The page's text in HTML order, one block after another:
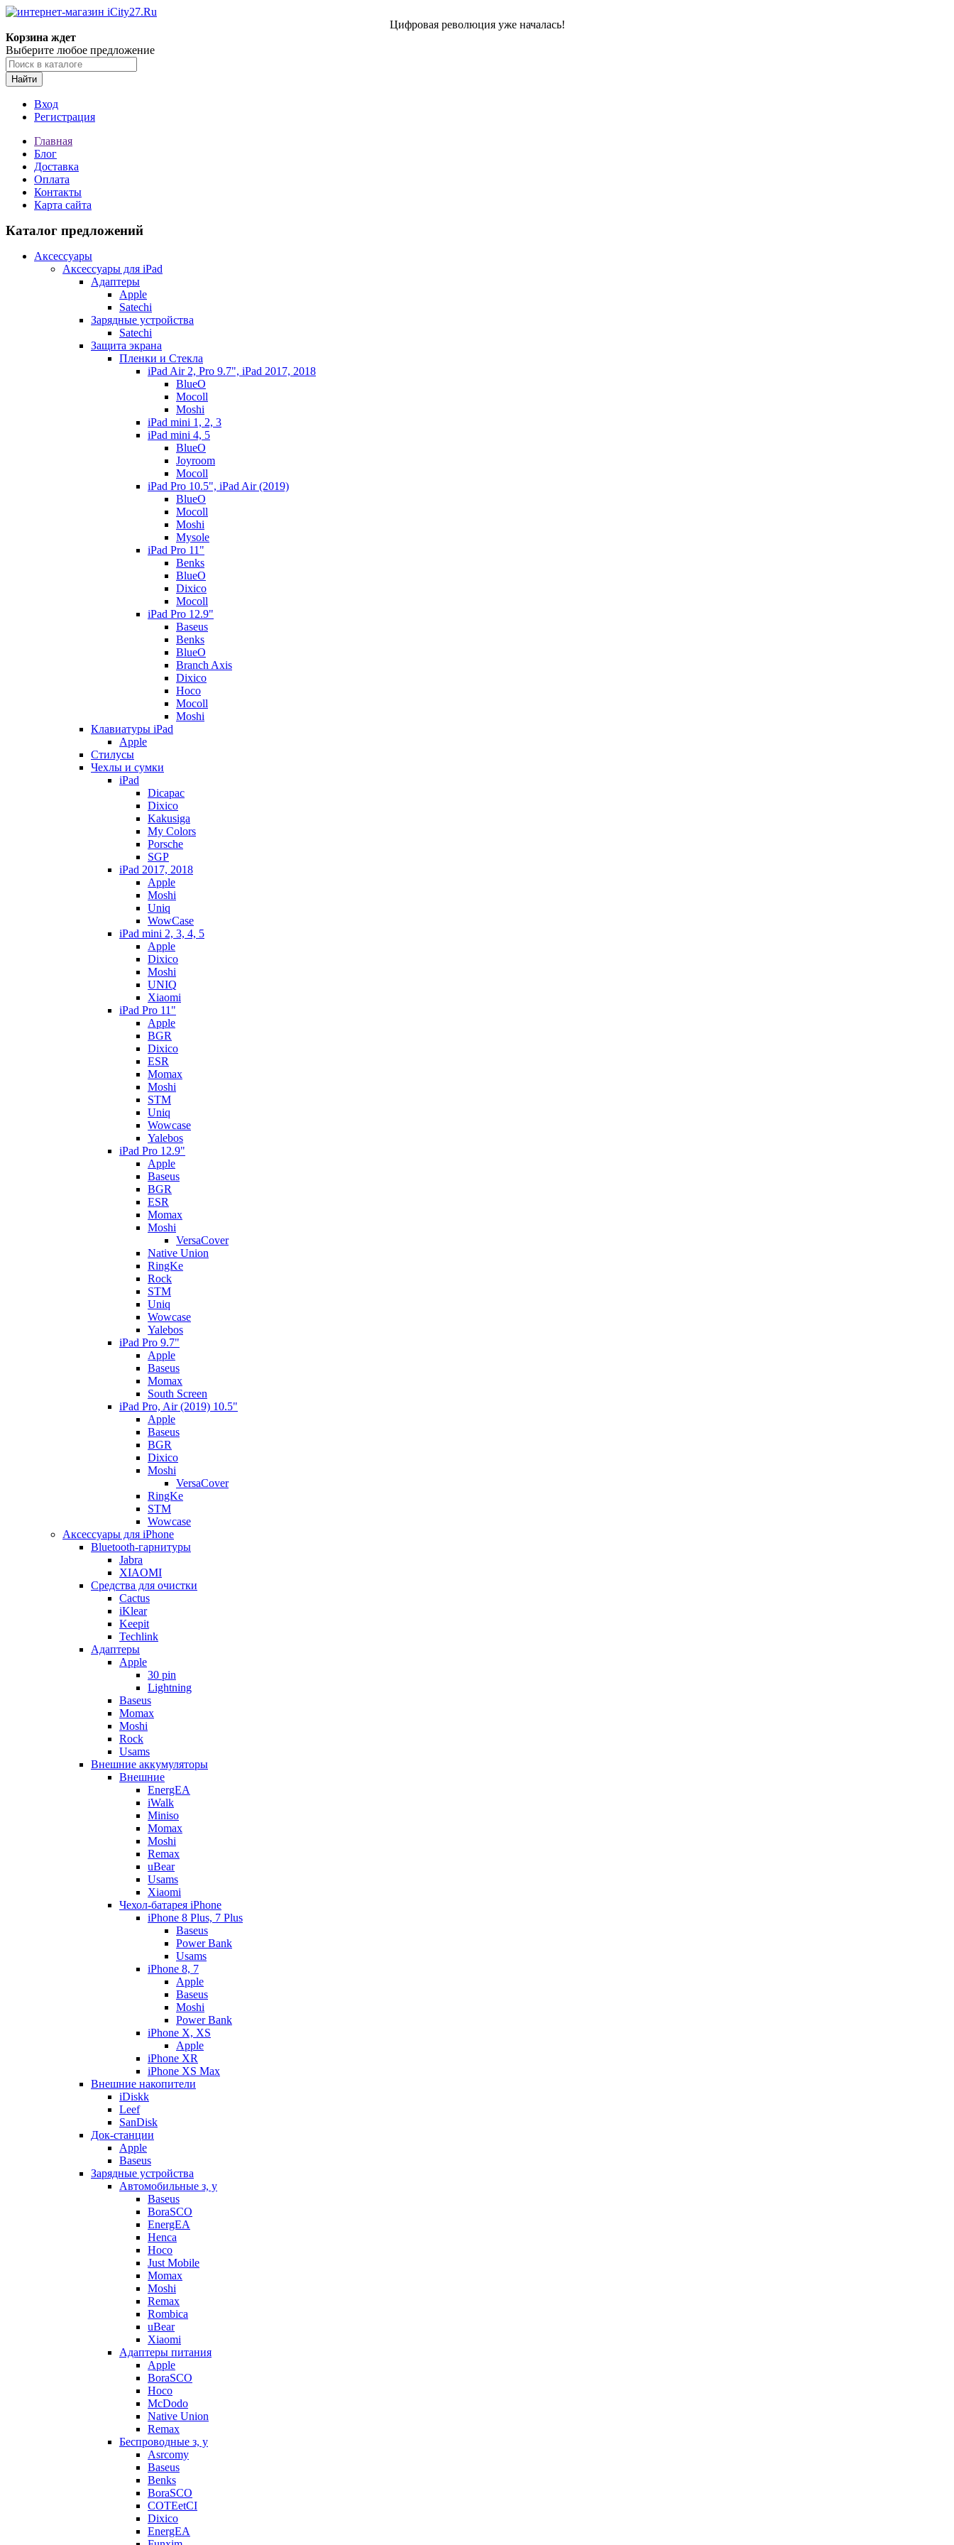
Цифровая революция уже началась!
Корзина ждет
Выберите любое предложение
Найти
Вход
Регистрация
Главная
Блог
Доставка
Оплата
Контакты
Карта сайта
Каталог предложений
Аксессуары
Аксессуары для iPad
Адаптеры
Apple
Satechi
Зарядные устройства
Satechi
Защита экрана
Пленки и Стекла
iPad Air 2, Pro 9.7", iPad 2017, 2018
BlueO
Mocoll
Moshi
iPad mini 1, 2, 3
iPad mini 4, 5
BlueO
Joyroom
Mocoll
iPad Pro 10.5", iPad Air (2019)
BlueO
Mocoll
Moshi
Mysole
iPad Pro 11"
Benks
BlueO
Dixico
Mocoll
iPad Pro 12.9"
Baseus
Benks
BlueO
Branch Axis
Dixico
Hoco
Mocoll
Moshi
Клавиатуры iPad
Apple
Стилусы
Чехлы и сумки
iPad
Dicapac
Dixico
Kakusiga
My Colors
Porsche
SGP
iPad 2017, 2018
Apple
Moshi
Uniq
WowCase
iPad mini 2, 3, 4, 5
Apple
Dixico
Moshi
UNIQ
Xiaomi
iPad Pro 11"
Apple
BGR
Dixico
ESR
Momax
Moshi
STM
Uniq
Wowcase
Yalebos
iPad Pro 12.9"
Apple
Baseus
BGR
ESR
Momax
Moshi
VersaCover
Native Union
RingKe
Rock
STM
Uniq
Wowcase
Yalebos
iPad Pro 9.7"
Apple
Baseus
Momax
South Screen
iPad Pro, Air (2019) 10.5"
Apple
Baseus
BGR
Dixico
Moshi
VersaCover
RingKe
STM
Wowcase
Аксессуары для iPhone
Bluetooth-гарнитуры
Jabra
XIAOMI
Cредства для очистки
Cactus
iKlear
Keepit
Techlink
Адаптеры
Apple
30 pin
Lightning
Baseus
Momax
Moshi
Rock
Usams
Внешние аккумуляторы
Внешние
EnergEA
iWalk
Miniso
Momax
Moshi
Remax
uBear
Usams
Xiaomi
Чехол-батарея iPhone
iPhone 8 Plus, 7 Plus
Baseus
Power Bank
Usams
iPhone 8, 7
Apple
Baseus
Moshi
Power Bank
iPhone X, XS
Apple
iPhone XR
iPhone XS Max
Внешние накопители
iDiskk
Leef
SanDisk
Док-станции
Apple
Baseus
Зарядные устройства
Автомобильные з, у
Baseus
BoraSCO
EnergEA
Henca
Hoco
Just Mobile
Momax
Moshi
Remax
Rombica
uBear
Xiaomi
Адаптеры питания
Apple
BoraSCO
Hoco
McDodo
Native Union
Remax
Беспроводные з, у
Asrcomy
Baseus
Benks
BoraSCO
COTEetCI
Dixico
EnergEA